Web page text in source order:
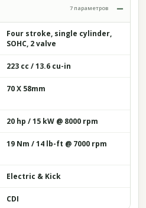
7 параметров
Four stroke, single cylinder,
SOHC, 2 valve
223 cc / 13.6 cu-in
70 X 58mm
20 hp / 15 kW @ 8000 rpm
19 Nm / 14 lb-ft @ 7000 rpm
Electric & Kick
CDI